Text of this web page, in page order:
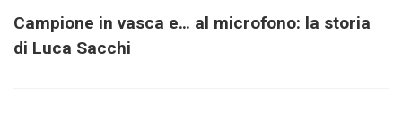
Campione in vasca e… al microfono: la storia
di Luca Sacchi